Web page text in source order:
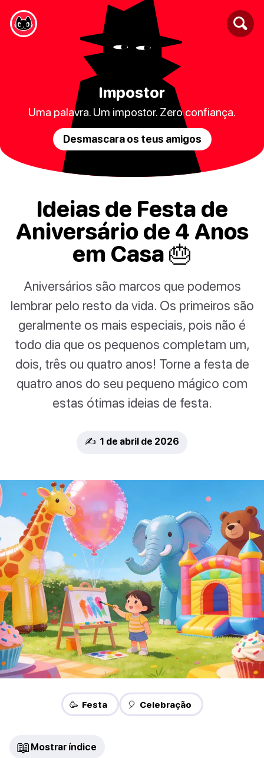
Impostor
Uma palavra. Um impostor. Zero confiança.
Desmascara os teus amigos
Ideias de Festa de
Aniversário de 4 Anos
em Casa 🎂
Aniversários são marcos que podemos
lembrar pelo resto da vida. Os primeiros são
geralmente os mais especiais, pois não é
todo dia que os pequenos completam um,
dois, três ou quatro anos! Torne a festa de
quatro anos do seu pequeno mágico com
estas ótimas ideias de festa.
✍️ 1 de abril de 2026
🥳 Festa 🎈 Celebração
📖 Mostrar índice